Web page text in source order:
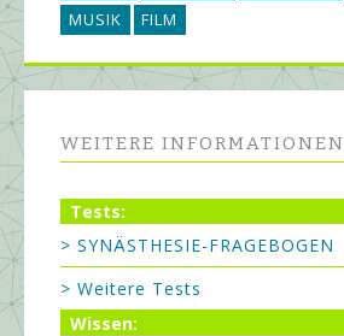
MUSIK
FILM
WEITERE INFORMATIONEN
Tests:
> SYNÄSTHESIE-FRAGEBOGEN
> Weitere Tests
Wissen: